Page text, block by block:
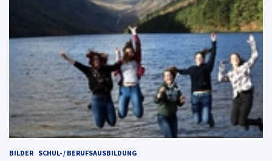
BILDER SCHUL- / BERUFSAUSBILDUNG